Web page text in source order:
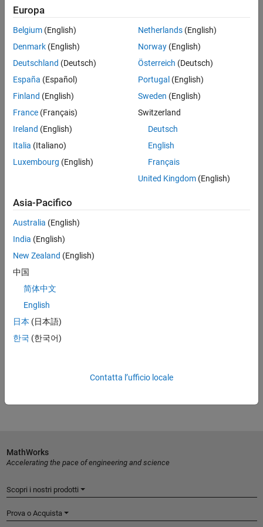
Le basi del Model-Based Design
I consigli per iniziare
Come le aziende possono ridurre i tempi di sviluppo, minimizzare i
problemi di integrazione dei componenti e offrire prodotti di
Introduzione a Simulink per la modellazione e la simulazione
Video
di sistemi di controllo
Leggi il white paper
Prova gratis
Prova MATLAB, Simulink e molto altro ancora.
Europa
Belgium (English)
Denmark (English)
Deutschland (Deutsch)
España (Español)
Finland (English)
France (Français)
Ireland (English)
Italia (Italiano)
Luxembourg (English)
Netherlands(English)
Norway(English)
Österreich (Deutsch)
Portugal (English)
Sweden (English)
Switzerland
Deutsch
English
Français
United Kingdom(English)
Asia-Pacifico
Australia (English)
India (English)
New Zealand (English)
中国
简体中文
English
日本 (日本語)
한국 (한국어)
Contatta l’ufficio locale
MathWorks
Accelerating the pace of engineering and science
Scopri i nostri prodotti
Prova o Acquista